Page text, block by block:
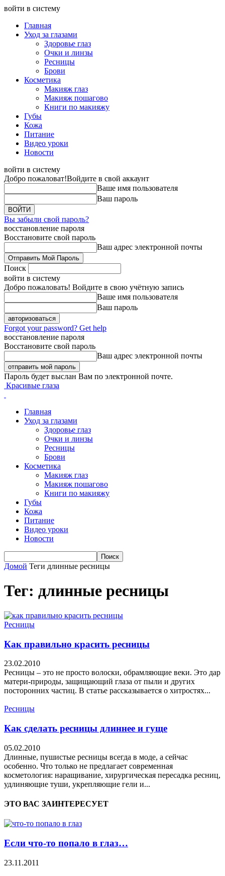
войти в систему
Главная
Уход за глазами
Здоровье глаз
Очки и линзы
Ресницы
Брови
Косметика
Макияж глаз
Макияж пошагово
Книги по макияжу
Губы
Кожа
Питание
Видео уроки
Новости
войти в систему
Добро пожаловат!Войдите в свой аккаунт
Ваше имя пользователя
Ваш пароль
Вы забыли свой пароль?
восстановление пароля
Восстановите свой пароль
Ваш адрес электронной почты
Поиск
войти в систему
Добро пожаловать! Войдите в свою учётную запись
Ваше имя пользователя
Ваш пароль
Forgot your password? Get help
восстановление пароля
Восстановите свой пароль
Ваш адрес электронной почты
Пароль будет выслан Вам по электронной почте.
Красивые глаза
Главная
Уход за глазами
Здоровье глаз
Очки и линзы
Ресницы
Брови
Косметика
Макияж глаз
Макияж пошагово
Книги по макияжу
Губы
Кожа
Питание
Видео уроки
Новости
Домой Теги длинные ресницы
Тег: длинные ресницы
Ресницы
Как правильно красить ресницы
23.02.2010
Ресницы – это не просто волоски, обрамляющие веки. Это дар
матери-природы, защищающий глаза от пыли и других
посторонних частиц. В статье рассказывается о хитростях...
Ресницы
Как сделать ресницы длиннее и гуще
05.02.2010
Длинные, пушистые ресницы всегда в моде, а сейчас
особенно. Что только не предлагает современная
косметология: наращивание, хирургическая пересадка ресниц,
удлиняющие туши, укрепляющие гели и...
ЭТО ВАС ЗАИНТЕРЕСУЕТ
Если что-то попало в глаз…
23.11.2011